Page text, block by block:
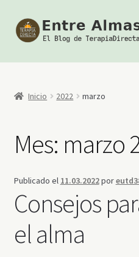
Ir
a
Ir
al
Inicio
TerapiaDirecta
Tienda
Youtube
Inicio 2022 marzo
Mes: marzo
Publicado el 11.03.2022por
Consejos
el alma